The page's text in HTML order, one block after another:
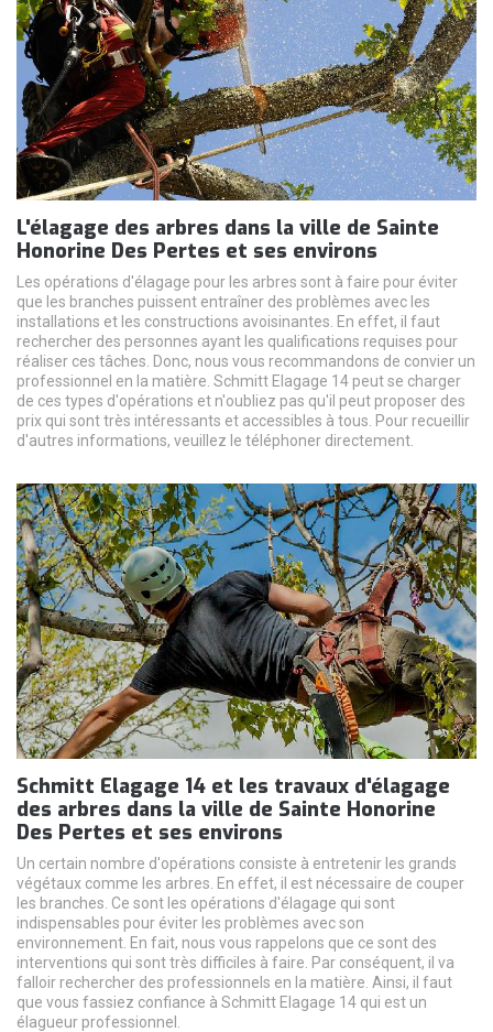
L'élagage des arbres dans la ville de Sainte
Honorine Des Pertes et ses environs
Les opérations d'élagage pour les arbres sont à faire pour éviter
que les branches puissent entraîner des problèmes avec les
installations et les constructions avoisinantes. En effet, il faut
rechercher des personnes ayant les qualifications requises pour
réaliser ces tâches. Donc, nous vous recommandons de convier un
professionnel en la matière. Schmitt Elagage 14 peut se charger
de ces types d'opérations et n'oubliez pas qu'il peut proposer des
prix qui sont très intéressants et accessibles à tous. Pour recueillir
d'autres informations, veuillez le téléphoner directement.
Schmitt Elagage 14 et les travaux d'élagage
des arbres dans la ville de Sainte Honorine
Des Pertes et ses environs
Un certain nombre d'opérations consiste à entretenir les grands
végétaux comme les arbres. En effet, il est nécessaire de couper
les branches. Ce sont les opérations d'élagage qui sont
indispensables pour éviter les problèmes avec son
environnement. En fait, nous vous rappelons que ce sont des
interventions qui sont très difficiles à faire. Par conséquent, il va
falloir rechercher des professionnels en la matière. Ainsi, il faut
que vous fassiez confiance à Schmitt Elagage 14 qui est un
élagueur professionnel.